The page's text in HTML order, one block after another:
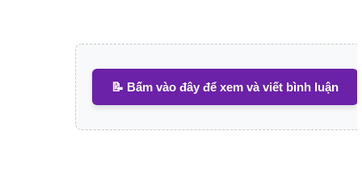
📝 Bấm vào đây để xem và viết bình luận